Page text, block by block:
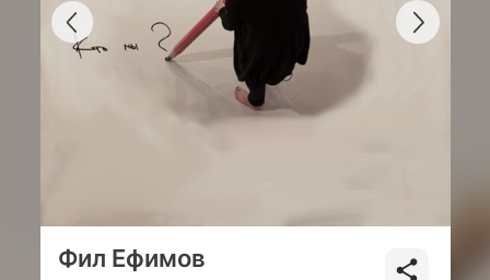
Фил Ефимов